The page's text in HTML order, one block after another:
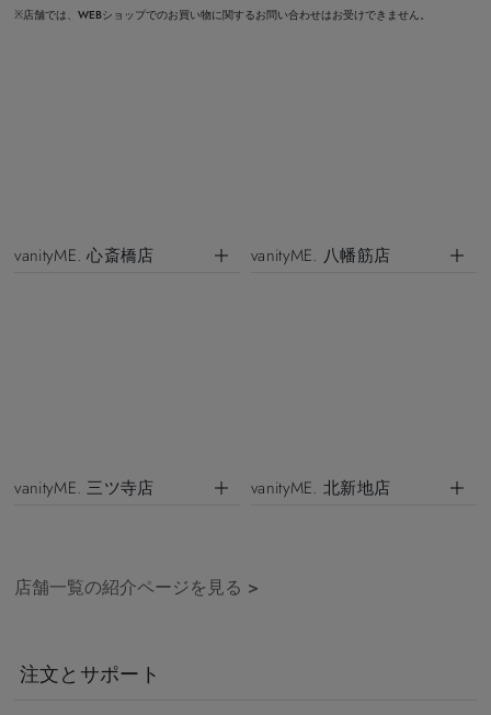
※店舗では、WEBショップでのお買い物に関するお問い合わせはお受けできません。
vanityME. 心斎橋店 vanityME. 八幡筋店
vanityME. 三ツ寺店 vanityME. 北新地店
店舗一覧の紹介ページを見る >
注文とサポート